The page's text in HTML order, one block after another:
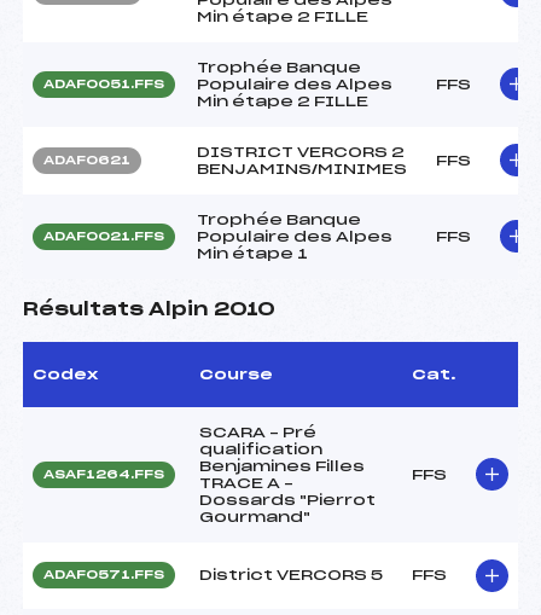
Min étape 2 FILLE
ADAF0051.FFS
Trophée Banque
Populaire des Alpes
Min étape 2 FILLE
FFS
ADAF0621
DISTRICT VERCORS 2
BENJAMINS/MINIMES
FFS
ADAF0021.FFS
Trophée Banque
Populaire des Alpes
Min étape 1
FFS
Résultats Alpin 2010
Codex Course Cat.
ASAF1264.FFS
SCARA – Pré
qualification
Benjamines Filles
TRACE A –
Dossards "Pierrot
Gourmand"
FFS
ADAF0571.FFS District VERCORS 5 FFS